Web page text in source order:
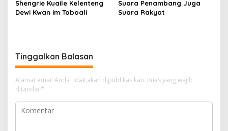
AD
Shengrie Kuaile Kelenteng
Dewi Kwan im Toboali
Suara Penambang Juga
Suara Rakyat
Tinggalkan Balasan
Alamat email Anda tidak akan dipublikasikan. Ruas yang wajib
ditandai *